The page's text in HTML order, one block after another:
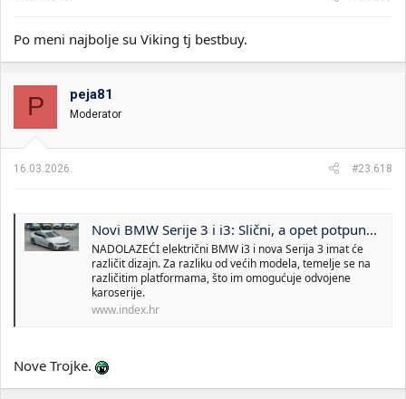
Po meni najbolje su Viking tj bestbuy.
P peja81
Moderator
16.03.2026. #23.618
Novi BMW Serije 3 i i3: Slični, a opet potpuno različiti
NADOLAZEĆI električni BMW i3 i nova Serija 3 imat će
različit dizajn. Za razliku od većih modela, temelje se na
različitim platformama, što im omogućuje odvojene
karoserije.
www.index.hr
Nove Trojke.